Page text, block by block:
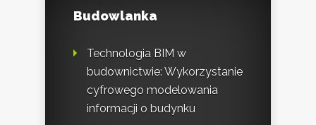
Budowlanka
Technologia BIM w
budownictwie: Wykorzystanie
cyfrowego modelowania
informacji o budynku